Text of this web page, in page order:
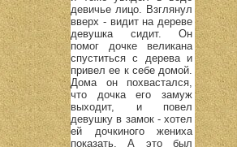
девичье лицо. Взглянул
вверх - видит на дереве
девушка сидит. Он
помог дочке великана
спуститься с дерева и
привел ее к себе домой.
Дома он похвастался,
что дочка его замуж
выходит, и повел
девушку в замок - хотел
ей дочкиного жениха
показать. А это был